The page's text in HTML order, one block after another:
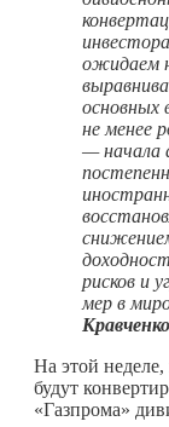
ожидаем
основных
не менее
— начала
рисков и
мер в
Кравченко
На этой
будут
«Газпрома»